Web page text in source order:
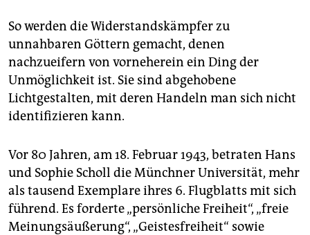
So werden die Widerstandskämpfer zu
unnahbaren Göttern gemacht, denen
nachzueifern von vorneherein ein Ding der
Unmöglichkeit ist. Sie sind abgehobene
Lichtgestalten, mit deren Handeln man sich nicht
identifizieren kann.
Vor 80 Jahren, am 18. Februar 1943, betraten Hans
und Sophie Scholl die Münchner Universität, mehr
als tausend Exemplare ihres 6. Flugblatts mit sich
führend. Es forderte „persönliche Freiheit“, „freie
Meinungsäußerung“, „Geistesfreiheit“ sowie